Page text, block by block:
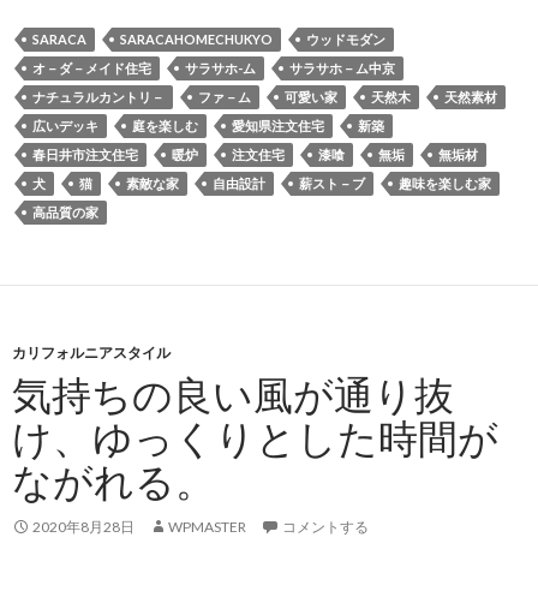
SARACA SARACAHOMECHUKYO
ウッドモダン
オ－ダ－メイド住宅
サラサホ-ム
サラサホ－ム中京
ナチュラルカントリ－
ファ－ム 可愛い家 天然木
天然素材
広いデッキ
庭を楽しむ 愛知県注文住宅
新築
春日井市注文住宅
暖炉 注文住宅 漆喰 無垢
無垢材
犬
猫 素敵な家 自由設計 薪スト－ブ
趣味を楽しむ家
高品質の家
カリフォルニアスタイル
気持ちの良い風が通り抜
け、ゆっくりとした時間が
ながれる。
2020年8月28日 WPMASTER コメントする